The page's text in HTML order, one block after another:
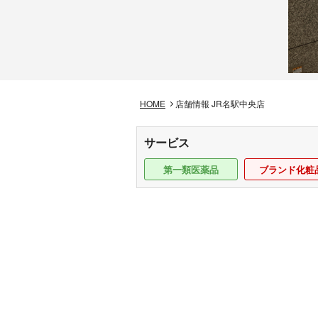
HOME 店舗情報 JR名駅中央店
サービス
第一類医薬品 ブランド化粧